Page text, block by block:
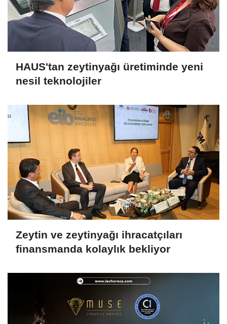
HAUS'tan zeytinyağı üretiminde yeni
nesil teknolojiler
Zeytin ve zeytinyağı ihracatçıları
finansmanda kolaylık bekliyor